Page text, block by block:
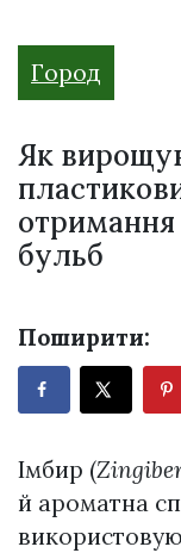
Город
Як
бульб
Поширити:
Імбир (
й ароматна